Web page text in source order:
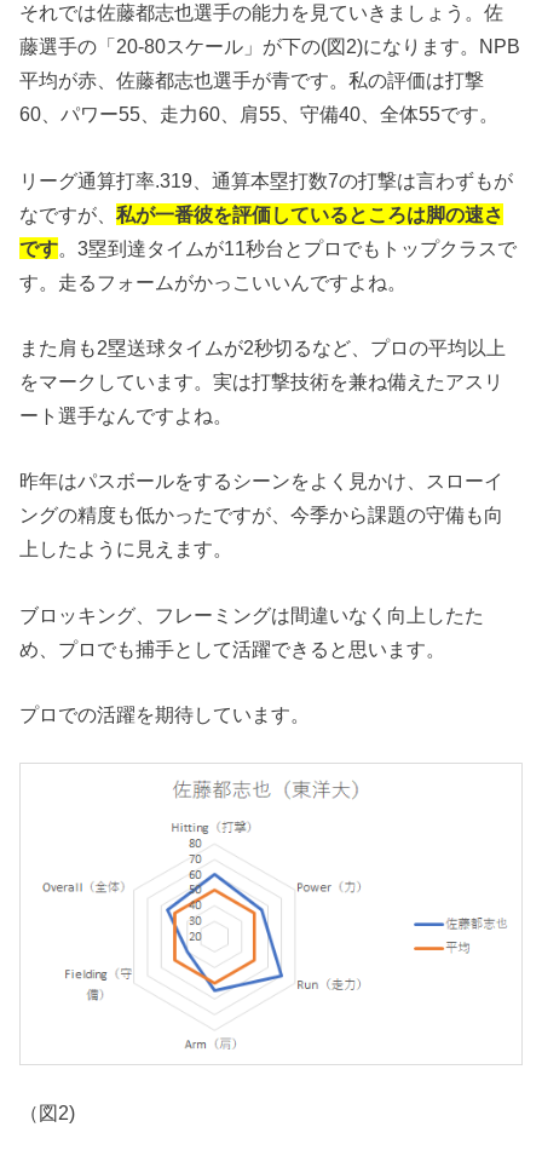
それでは佐藤都志也選手の能力を見ていきましょう。佐
藤選手の「20-80スケール」が下の(図2)になります。NPB
平均が赤、佐藤都志也選手が青です。私の評価は打撃
60、パワー55、走力60、肩55、守備40、全体55です。
リーグ通算打率.319、通算本塁打数7の打撃は言わずもが
なですが、私が一番彼を評価しているところは脚の速さ
です。3塁到達タイムが11秒台とプロでもトップクラスで
す。走るフォームがかっこいいんですよね。
また肩も2塁送球タイムが2秒切るなど、プロの平均以上
をマークしています。実は打撃技術を兼ね備えたアスリ
ート選手なんですよね。
昨年はパスボールをするシーンをよく見かけ、スローイ
ングの精度も低かったですが、今季から課題の守備も向
上したように見えます。
ブロッキング、フレーミングは間違いなく向上したた
め、プロでも捕手として活躍できると思います。
プロでの活躍を期待しています。
（図2)